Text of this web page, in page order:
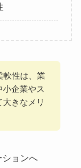
軟性は、業
企業やス
きなメリ
ションへ